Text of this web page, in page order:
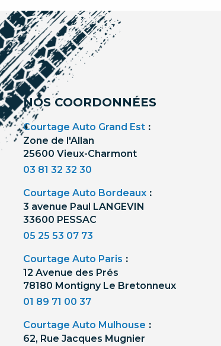
NOS COORDONNÉES
Courtage Auto Grand Est :
Zone de l'Allan
25600 Vieux-Charmont
03 81 32 32 30
Courtage Auto Bordeaux :
3 avenue Paul LANGEVIN
33600 PESSAC
05 25 53 07 73
Courtage Auto Paris :
12 Avenue des Prés
78180 Montigny Le Bretonneux
01 89 71 00 37
Courtage Auto Mulhouse :
62, Rue Jacques Mugnier